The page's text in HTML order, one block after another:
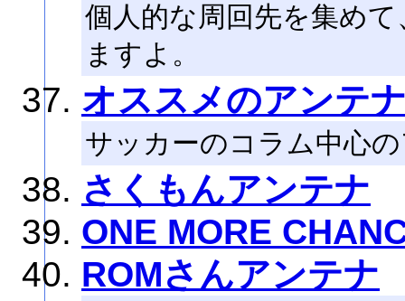
個人的な周回先を集め
ますよ。
オススメのアンテ
サッカーのコラム中心
さくもんアンテナ
ONE MORE
ROMさんアンテナ